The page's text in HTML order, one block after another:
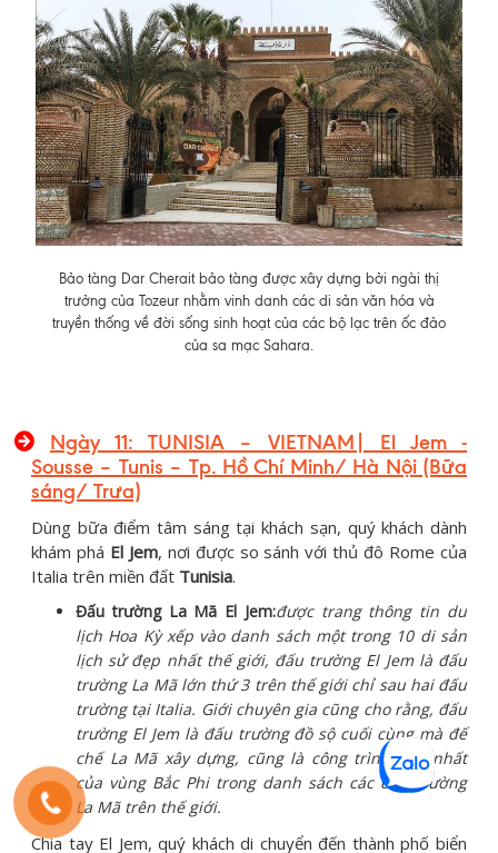
Bảo tàng Dar Cherait bảo tàng được xây dựng bởi ngài thị
trưởng của Tozeur nhằm vinh danh các di sản văn hóa và
truyền thống về đời sống sinh hoạt của các bộ lạc trên ốc đảo
của sa mạc Sahara.
Ngày 11: TUNISIA – VIETNAM| El Jem -
Sousse – Tunis – Tp. Hồ Chí Minh/ Hà Nội (Bữa
sáng/ Trưa)
Dùng bữa điểm tâm sáng tại khách sạn, quý khách dành
khám phá El Jem, nơi được so sánh với thủ đô Rome của
Italia trên miền đất Tunisia.
Đấu trường La Mã El Jem:được trang thông tin du
lịch Hoa Kỳ xếp vào danh sách một trong 10 di sản
lịch sử đẹp nhất thế giới, đấu trường El Jem là đấu
trường La Mã lớn thứ 3 trên thế giới chỉ sau hai đấu
trường tại Italia. Giới chuyên gia cũng cho rằng, đấu
trường El Jem là đấu trường đồ sộ cuối cùng mà đế
chế La Mã xây dựng, cũng là công trình duy nhất
của vùng Bắc Phi trong danh sách các đấu trường
La Mã trên thế giới.
Chia tay El Jem, quý khách di chuyển đến thành phố biển